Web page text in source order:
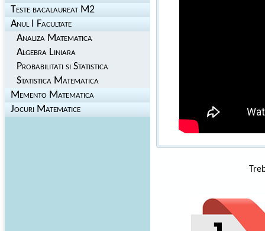
Teste bacalaureat M2
Anul I Facultate
Analiza Matematica
Algebra Liniara
Probabilitati si Statistica
Statistica Matematica
Memento Matematica
Jocuri Matematice